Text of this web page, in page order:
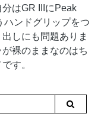
はGR IIIにPeak
ハンドグリップをつ
しにも問題ありま
裸のままなのはち
す。